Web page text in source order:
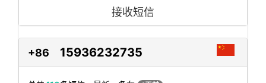
接收短信
+86 15936232735